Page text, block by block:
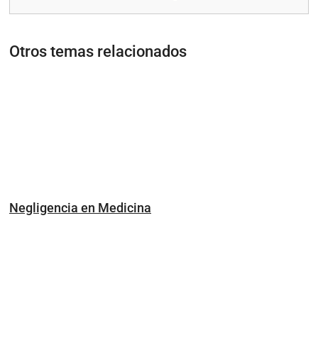
Otros temas relacionados
Negligencia en Medicina